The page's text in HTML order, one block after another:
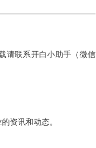
请联系开白小助手（微信
资讯和动态。